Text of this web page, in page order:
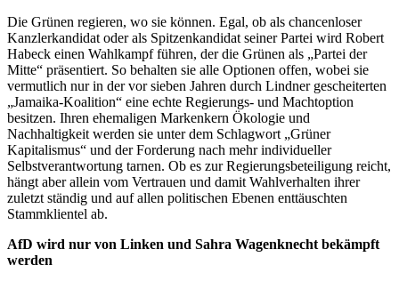
Die Grünen regieren, wo sie können. Egal, ob als chancenloser
Kanzlerkandidat oder als Spitzenkandidat seiner Partei wird Robert
Habeck einen Wahlkampf führen, der die Grünen als „Partei der
Mitte“ präsentiert. So behalten sie alle Optionen offen, wobei sie
vermutlich nur in der vor sieben Jahren durch Lindner gescheiterten
„Jamaika-Koalition“ eine echte Regierungs- und Machtoption
besitzen. Ihren ehemaligen Markenkern Ökologie und
Nachhaltigkeit werden sie unter dem Schlagwort „Grüner
Kapitalismus“ und der Forderung nach mehr individueller
Selbstverantwortung tarnen. Ob es zur Regierungsbeteiligung reicht,
hängt aber allein vom Vertrauen und damit Wahlverhalten ihrer
zuletzt ständig und auf allen politischen Ebenen enttäuschten
Stammklientel ab.
AfD wird nur von Linken und Sahra Wagenknecht bekämpft
werden